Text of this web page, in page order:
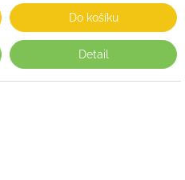
Do košíku
Detail